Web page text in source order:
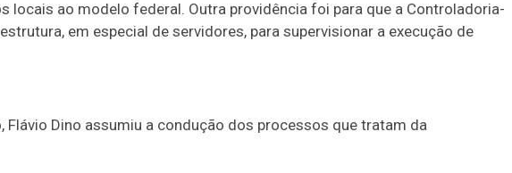
locais ao modelo federal. Outra providência foi para que a Controladoria-
em especial de servidores, para supervisionar a execução de
Flávio Dino assumiu a condução dos processos que tratam da